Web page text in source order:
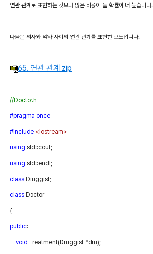
연관 관계로 표현하는 것보다 많은 비용이 들 확률이 더 높습니다.
다음은 의사와 약사 사이의 연관 관계를 표현한 코드입니다.
65. 연관 관계.zip
//Doctor.h
#pragma once
#include <iostream>
using std::cout;
using std::endl;
class Druggist;
class Doctor
{
public:
void Treatment(Druggist *dru);